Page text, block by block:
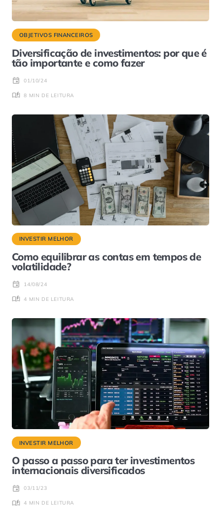
OBJETIVOS FINANCEIROS
Diversificação de investimentos: por que é
tão importante e como fazer
01/10/24
8 MIN DE LEITURA
INVESTIR MELHOR
Como equilibrar as contas em tempos de
volatilidade?
14/08/24
4 MIN DE LEITURA
INVESTIR MELHOR
O passo a passo para ter investimentos
internacionais diversificados
03/11/23
4 MIN DE LEITURA